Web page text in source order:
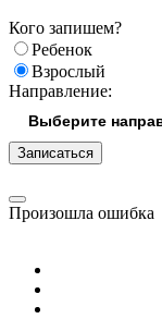
Кого запишем?
Ребенок
Взрослый
Направление:
Записаться
Произошла ошибка